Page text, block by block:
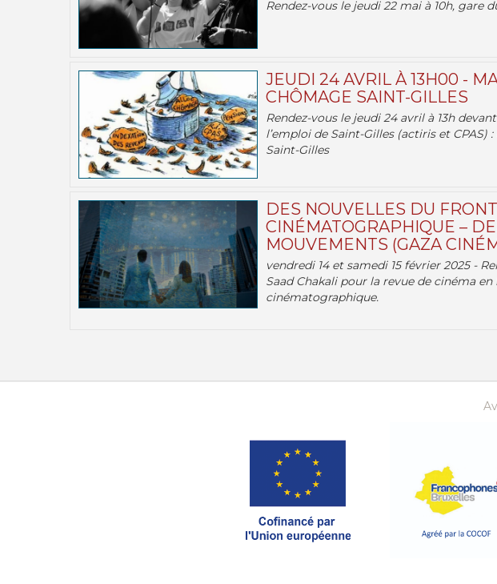
Rendez-vous le jeudi 22 mai à 10h, gare
JEUDI 24 AVRIL À 13H00 -
CHÔMAGE SAINT-GILLES
Rendez-vous le jeudi 24 avril à 13h
l’emploi de Saint-Gilles (actiris et CPAS) :
Saint-Gilles
DES NOUVELLES DU FRONT
CINÉMATOGRAPHIQUE –
MOUVEMENTS (GAZA
vendredi 14 et samedi 15 février 2025 -
Saad Chakali pour la revue de cinéma
cinématographique.